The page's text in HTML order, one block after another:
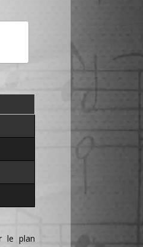
le plan